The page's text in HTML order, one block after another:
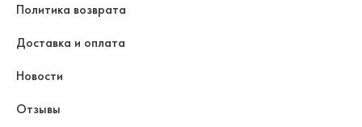
Политика возврата
Доставка и оплата
Новости
Отзывы